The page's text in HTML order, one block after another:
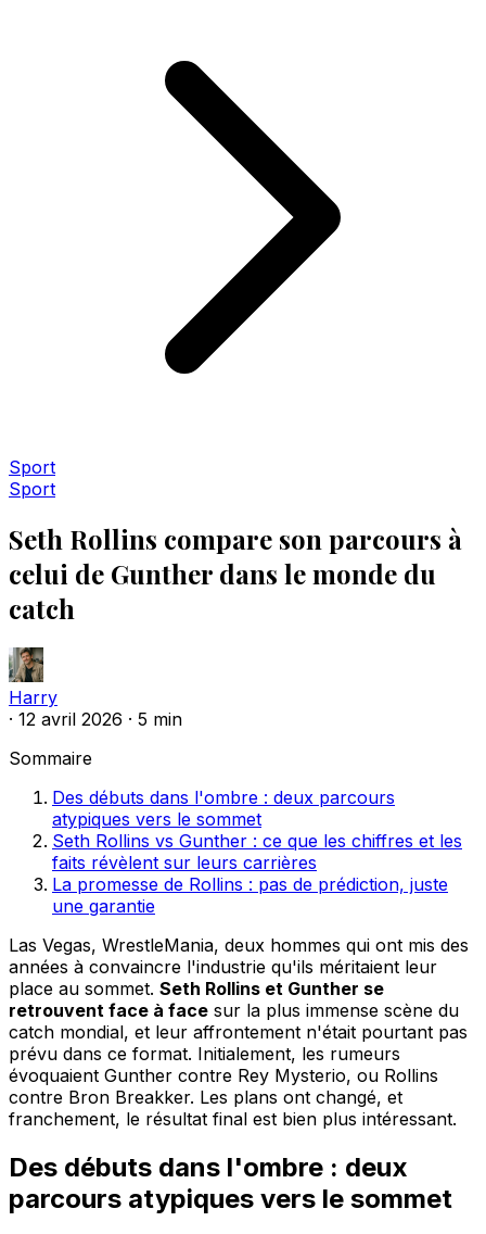
Sport
Sport
Seth Rollins compare son parcours à
celui de Gunther dans le monde du
catch
Harry
· 12 avril 2026 · 5 min
Sommaire
Des débuts dans l'ombre : deux parcours
atypiques vers le sommet
Seth Rollins vs Gunther : ce que les chiffres et les
faits révèlent sur leurs carrières
La promesse de Rollins : pas de prédiction, juste
une garantie
Las Vegas, WrestleMania, deux hommes qui ont mis des
années à convaincre l'industrie qu'ils méritaient leur
place au sommet. Seth Rollins et Gunther se
retrouvent face à face sur la plus immense scène du
catch mondial, et leur affrontement n'était pourtant pas
prévu dans ce format. Initialement, les rumeurs
évoquaient Gunther contre Rey Mysterio, ou Rollins
contre Bron Breakker. Les plans ont changé, et
franchement, le résultat final est bien plus intéressant.
Des débuts dans l'ombre : deux
parcours atypiques vers le sommet